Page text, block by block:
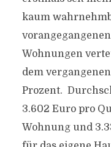
kaum
Wohnungen
dem
Prozent.
3.602 Euro pro
Wohnung und